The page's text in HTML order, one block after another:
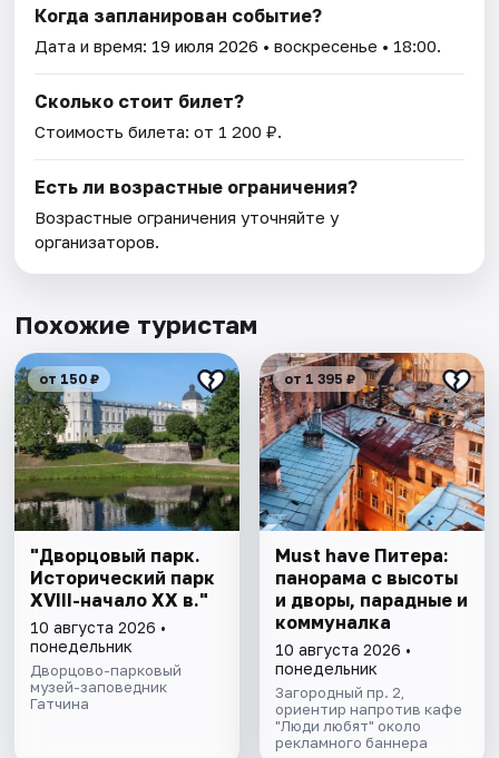
Когда запланирован событие?
Дата и время: 19 июля 2026 • воскресенье • 18:00.
Сколько стоит билет?
Стоимость билета: от 1 200 ₽.
Есть ли возрастные ограничения?
Возрастные ограничения уточняйте у
организаторов.
Похожие туристам
от 150 ₽
"Дворцовый парк.
Исторический парк
XVIII-начало XX в."
10 августа 2026 •
понедельник
Дворцово-парковый
музей-заповедник
Гатчина
от 1 395 ₽
Must have Питера:
панорама с высоты
и дворы, парадные и
коммуналка
10 августа 2026 •
понедельник
Загородный пр. 2,
ориентир напротив кафе
"Люди любят" около
рекламного баннера